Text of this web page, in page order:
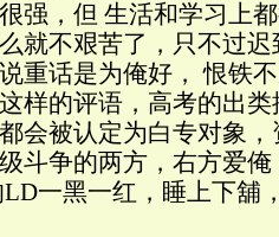
强，但 生活和学习上
就不艰苦了，只不过
重话是为俺好， 恨铁
样的评语，高考的出
会被认定为白专对象
斗争的两方，右方爱
一黑一红，睡上下舖